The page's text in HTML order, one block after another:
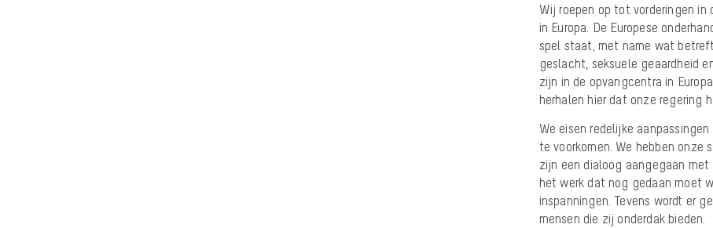
Wij roepen op tot vorderingen
in Europa. De Europese
spel staat, met name wat
geslacht, seksuele geaardheid
zijn in de opvangcentra in
herhalen hier dat onze regering
We eisen redelijke
te voorkomen. We hebben
zijn een dialoog aangegaan
het werk dat nog gedaan moet
inspanningen. Tevens wordt er
mensen die zij onderdak bieden.